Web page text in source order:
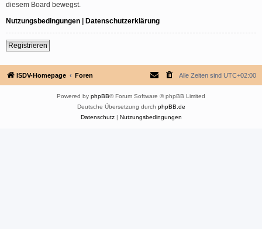
diesem Board bewegst.
Nutzungsbedingungen | Datenschutzerklärung
Registrieren
ISDV-Homepage Foren Alle Zeiten sind UTC+02:00
Powered by phpBB® Forum Software © phpBB Limited
Deutsche Übersetzung durch phpBB.de
Datenschutz| Nutzungsbedingungen